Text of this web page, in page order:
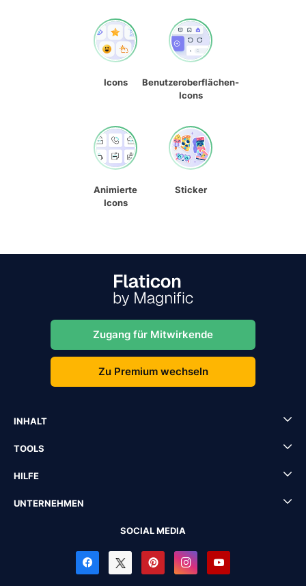
Icons
Benutzeroberflächen-
Icons
Animierte
Icons
Sticker
Zugang für Mitwirkende
Zu Premium wechseln
INHALT
TOOLS
HILFE
UNTERNEHMEN
SOCIAL MEDIA